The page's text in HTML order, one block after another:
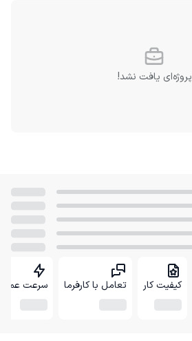
پروژه‌ای یافت نشد!
کیفیت کار تعامل با کارفرما سرعت عمل